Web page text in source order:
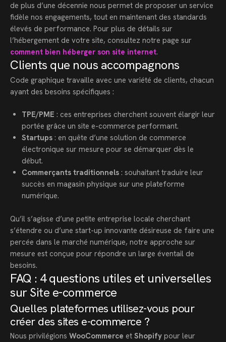
de plus d’une décennie nous permet de proposer un service
fidèle nos engagements, tout en maintenant des standards
élevés de performance. Pour plus de détails sur
l’hébergement de votre site, consultez notre page sur
comment bien héberger son site internet.
Clients que nous accompagnons
Code graphique travaille avec une variété de clients, chacun
ayant des besoins spécifiques :
TPE/PME : ces entreprises cherchent souvent élargir leur
portée grâce un site e-commerce performant.
Startups: en quête d’une solution de commerce
électronique sur mesure pour se démarquer dès le
début.
Commerçants traditionnels: souhaitant traduire leur
succès en magasin physique sur une plateforme
numérique.
Qu’il s’agisse d’une petite entreprise locale cherchant
s’étendre ou d’une start-up innovante désireuse de faire une
percée dans le marché numérique, notre approche sur
mesure est conçue pour répondre un large éventail de
besoins.
FAQ : 4 questions utiles et universelles
sur Site e-commerce
Quelles plateformes utilisez-vous pour
créer des sites e-commerce ?
Nous privilégions WooCommerce et Shopify pour leur